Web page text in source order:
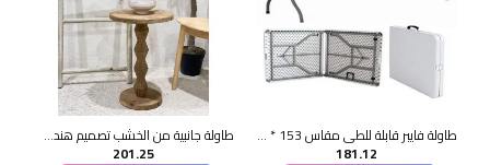
طاولة فايبر قابلة للطي مقاس 153 * 70*73سم
181.12
طاولة جانبية من الخشب تصميم هندسي ابداع مقاس51×36×36سم
201.25